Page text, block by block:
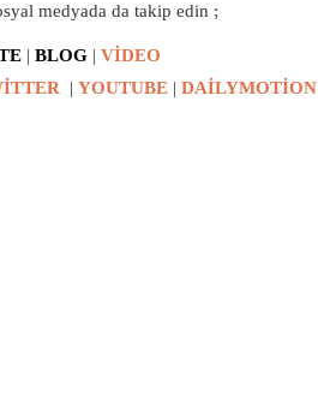
medyada da takip edin ;
| BLOG | VİDEO
| YOUTUBE | DAİLYMOTİON